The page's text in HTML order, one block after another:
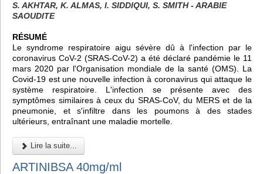
S. AKHTAR, K. ALMAS, I. SIDDIQUI, S. SMITH - ARABIE
SAOUDITE
RÉSUMÉ
Le syndrome respiratoire aigu sévère dû à l'infection par le
coronavirus CoV-2 (SRAS-CoV-2) a été déclaré pandémie le 11
mars 2020 par l'Organisation mondiale de la santé (OMS). La
Covid-19 est une nouvelle infection à coronavirus qui attaque le
système respiratoire. L'infection se présente avec des
symptômes similaires à ceux du SRAS-CoV, du MERS et de la
pneumonie, et s'infiltre dans les poumons à des stades
ultérieurs, entraînant une maladie mortelle.
Lire la suite...
ARTINIBSA 40mg/ml